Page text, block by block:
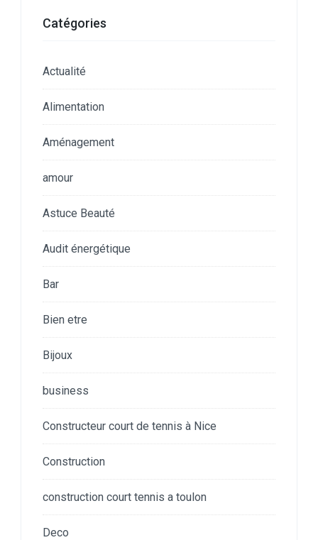
Catégories
Actualité
Alimentation
Aménagement
amour
Astuce Beauté
Audit énergétique
Bar
Bien etre
Bijoux
business
Constructeur court de tennis à Nice
Construction
construction court tennis a toulon
Deco